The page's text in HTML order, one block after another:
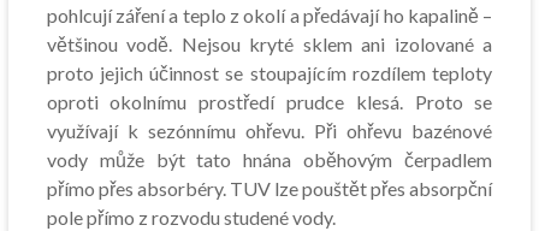
pohlcují záření a teplo z okolí a předávají ho kapalině –
většinou vodě. Nejsou kryté sklem ani izolované a
proto jejich účinnost se stoupajícím rozdílem teploty
oproti okolnímu prostředí prudce klesá. Proto se
využívají k sezónnímu ohřevu. Při ohřevu bazénové
vody může být tato hnána oběhovým čerpadlem
přímo přes absorbéry. TUV lze pouštět přes absorpční
pole přímo z rozvodu studené vody.